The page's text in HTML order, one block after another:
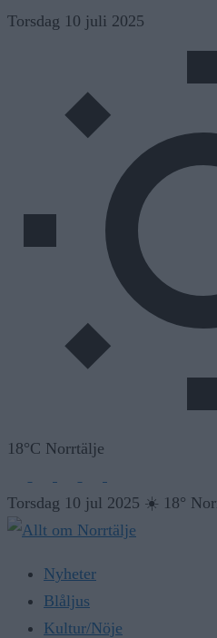
Skip
Torsdag 10 juli 2025
18°C Norrtälje
Torsdag 10 jul 2025 ☀️ 18°
Nyheter
Blåljus
Kultur/Nöje